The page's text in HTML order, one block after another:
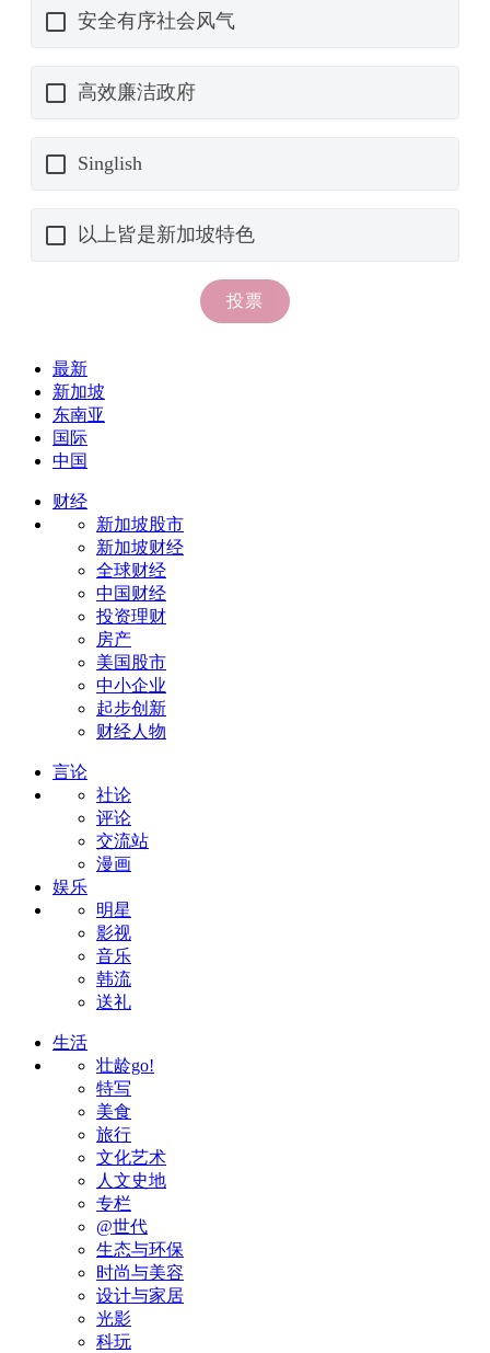
最新
新加坡
东南亚
国际
中国
财经
新加坡股市
新加坡财经
全球财经
中国财经
投资理财
房产
美国股市
中小企业
起步创新
财经人物
言论
社论
评论
交流站
漫画
娱乐
明星
影视
音乐
韩流
送礼
生活
壮龄go!
特写
美食
旅行
文化艺术
人文史地
专栏
@世代
生态与环保
时尚与美容
设计与家居
光影
科玩